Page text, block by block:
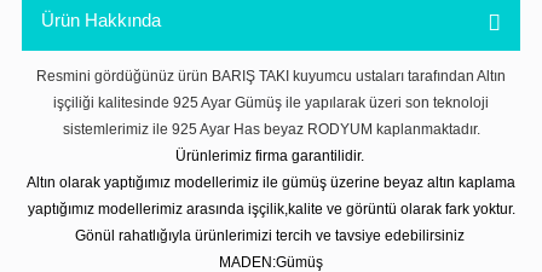
Ürün Hakkında
Resmini gördüğünüz ürün BARIŞ TAKI kuyumcu ustaları tarafından Altın
işçiliği kalitesinde 925 Ayar Gümüş ile yapılarak üzeri son teknoloji
sistemlerimiz ile 925 Ayar Has beyaz RODYUM kaplanmaktadır.
Ürünlerimiz firma garantilidir.
Altın olarak yaptığımız modellerimiz ile gümüş üzerine beyaz altın kaplama
yaptığımız modellerimiz arasında işçilik,kalite ve görüntü olarak fark yoktur.
Gönül rahatlığıyla ürünlerimizi tercih ve tavsiye edebilirsiniz
MADEN:Gümüş